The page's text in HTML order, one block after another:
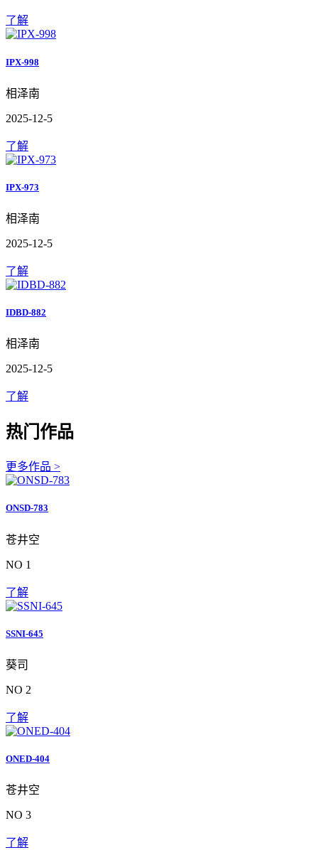
了解
IPX-998
相泽南
2025-12-5
了解
IPX-973
相泽南
2025-12-5
了解
IDBD-882
相泽南
2025-12-5
了解
热门作品
更多作品 >
ONSD-783
苍井空
NO 1
了解
SSNI-645
葵司
NO 2
了解
ONED-404
苍井空
NO 3
了解